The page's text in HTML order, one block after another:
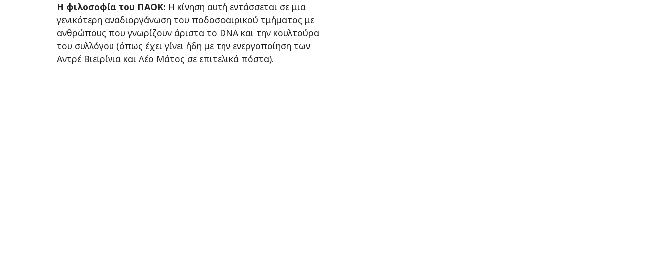
Η φιλοσοφία του ΠΑΟΚ: Η κίνηση αυτή εντάσσεται σε μια
γενικότερη αναδιοργάνωση του ποδοσφαιρικού τμήματος με
ανθρώπους που γνωρίζουν άριστα το DNA και την κουλτούρα
του συλλόγου (όπως έχει γίνει ήδη με την ενεργοποίηση των
Αντρέ Βιεϊρίνια και Λέο Μάτος σε επιτελικά πόστα).